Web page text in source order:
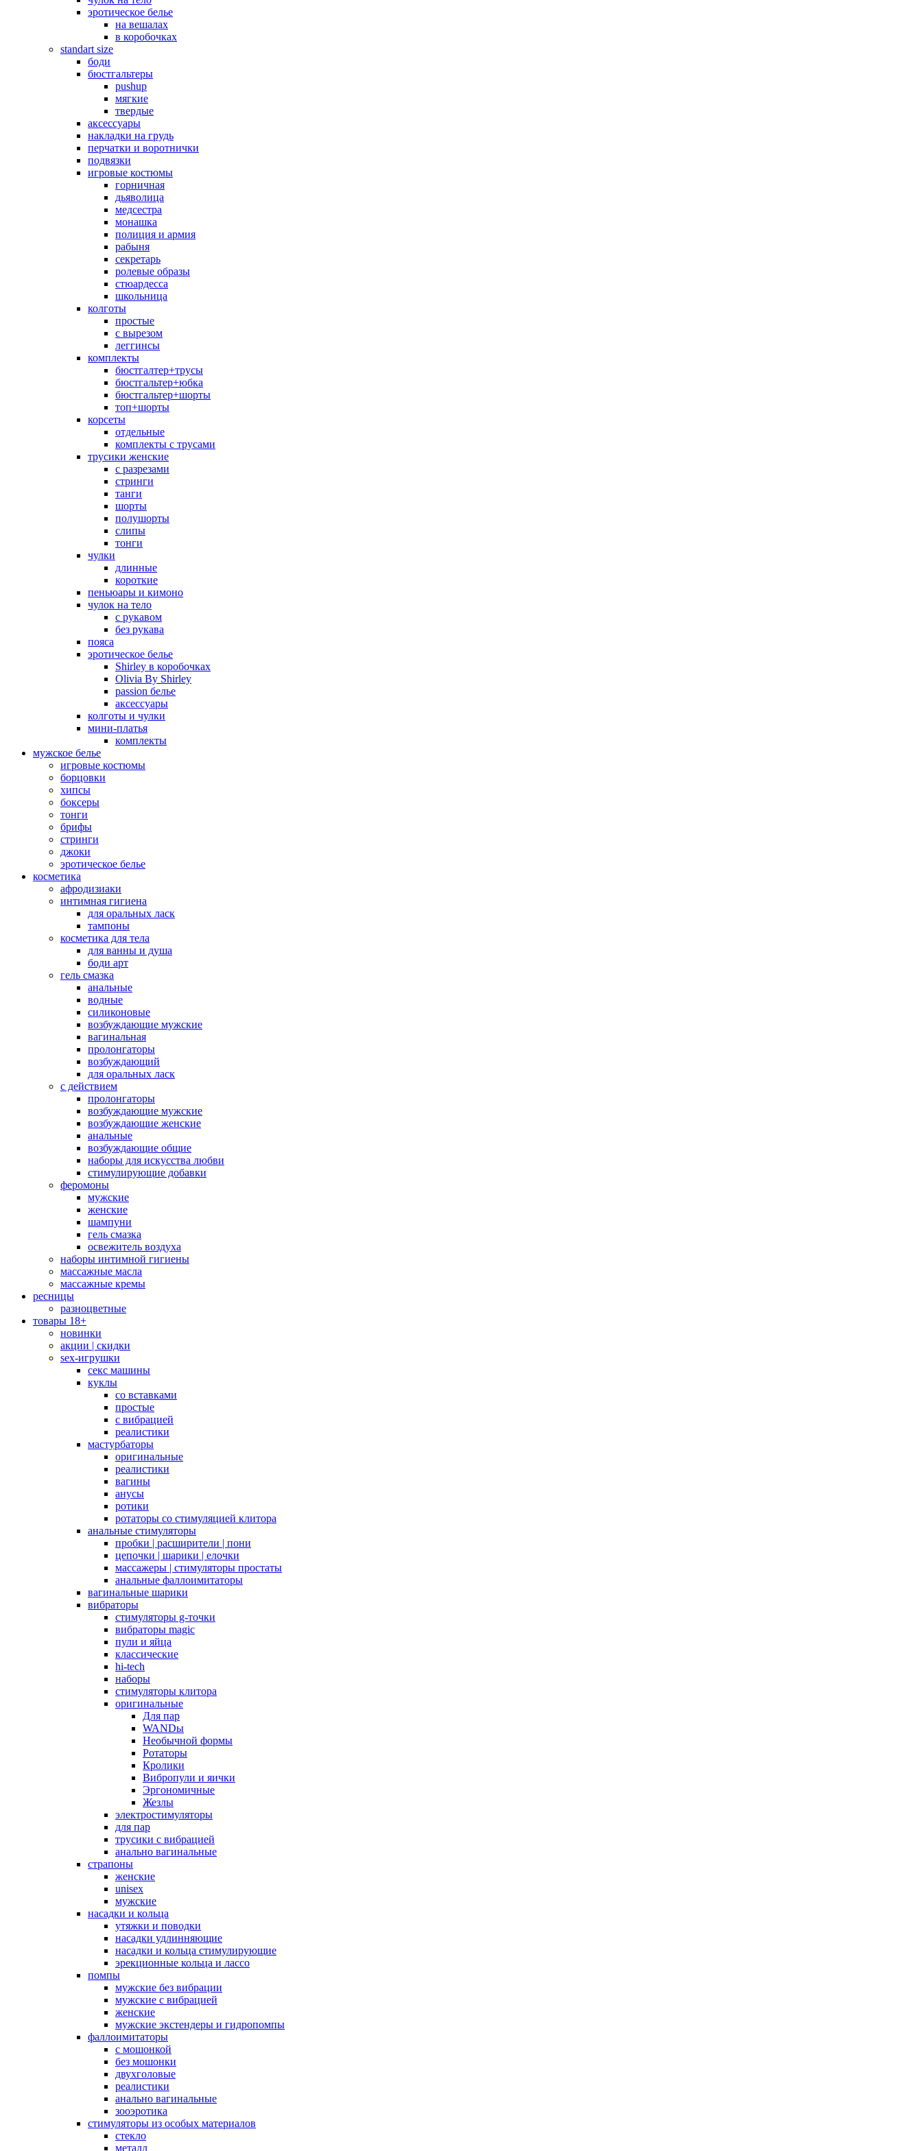
эротическое белье
на вешалах
в коробочках
standart size
боди
бюстгальтеры
pushup
мягкие
твердые
аксессуары
накладки на грудь
перчатки и воротнички
подвязки
игровые костюмы
горничная
дьяволица
медсестра
монашка
полиция и армия
рабыня
секретарь
ролевые образы
стюардесса
школьница
колготы
простые
с вырезом
леггинсы
комплекты
бюстгалтер+трусы
бюстгальтер+юбка
бюстгальтер+шорты
топ+шорты
корсеты
отдельные
комплекты с трусами
трусики женские
с разрезами
стринги
танги
шорты
полушорты
слипы
тонги
чулки
длинные
короткие
пеньюары и кимоно
чулок на тело
с рукавом
без рукава
пояса
эротическое белье
Shirley в коробочках
Olivia By Shirley
passion белье
аксессуары
колготы и чулки
мини-платья
комплекты
мужское белье
игровые костюмы
борцовки
хипсы
боксеры
тонги
брифы
стринги
джоки
эротическое белье
косметика
афродизиаки
интимная гигиена
для оральных ласк
тампоны
косметика для тела
для ванны и душа
боди арт
гель смазка
анальные
водные
силиконовые
возбуждающие мужские
вагинальная
пролонгаторы
возбуждающий
для оральных ласк
с действием
пролонгаторы
возбуждающие мужские
возбуждающие женские
анальные
возбуждающие общие
наборы для искусства любви
стимулирующие добавки
феромоны
мужские
женские
шампуни
гель смазка
освежитель воздуха
наборы интимной гигиены
массажные масла
массажные кремы
ресницы
разноцветные
товары 18+
новинки
акции | скидки
sex-игрушки
секс машины
куклы
со вставками
простые
с вибрацией
реалистики
мастурбаторы
оригинальные
реалистики
вагины
анусы
ротики
ротаторы со стимуляцией клитора
анальные стимуляторы
пробки | расширители | пони
цепочки | шарики | елочки
массажеры | стимуляторы простаты
анальные фаллоимитаторы
вагинальные шарики
вибраторы
стимуляторы g-точки
вибраторы magic
пули и яйца
классические
hi-tech
наборы
стимуляторы клитора
оригинальные
Для пар
WANDы
Необычной формы
Ротаторы
Кролики
Вибропули и яички
Эргономичные
Жезлы
электростимуляторы
для пар
трусики с вибрацией
анально вагинальные
страпоны
женские
unisex
мужские
насадки и кольца
утяжки и поводки
насадки удлинняющие
насадки и кольца стимулирующие
эрекционные кольца и лассо
помпы
мужские без вибрации
мужские с вибрацией
женские
мужские экстендеры и гидропомпы
фаллоимитаторы
с мошонкой
без мошонки
двухголовые
реалистики
анально вагинальные
зооэротика
стимуляторы из особых материалов
стекло
металл